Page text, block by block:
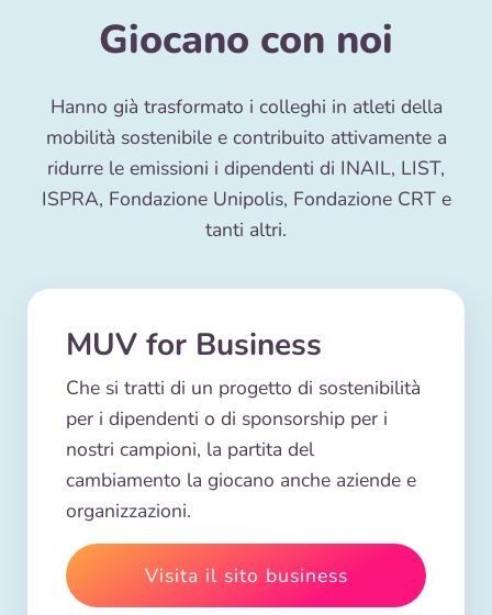
Giocano con noi
Hanno già trasformato i colleghi in atleti della
mobilità sostenibile e contribuito attivamente a
ridurre le emissioni i dipendenti di INAIL, LIST,
ISPRA, Fondazione Unipolis, Fondazione CRT e
tanti altri.
MUV for Business
Che si tratti di un progetto di sostenibilità
per i dipendenti o di sponsorship per i
nostri campioni, la partita del
cambiamento la giocano anche aziende e
organizzazioni.
Visita il sito business